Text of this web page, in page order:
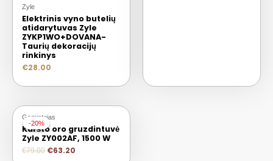
Zyle
Elektrinis vyno butelių
atidarytuvas Zyle
ZYKP1WO+DOVANA-
Taurių dekoracijų
rinkinys
€28.00
-20%
-20%
Gamintojas
Karšto oro gruzdintuvė
Zyle ZY002AF, 1500 W
€79.00 €63.20